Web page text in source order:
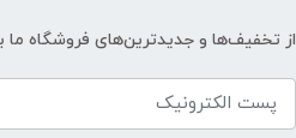
از تخفیف‌ها و جدیدترین‌های فروشگاه ما